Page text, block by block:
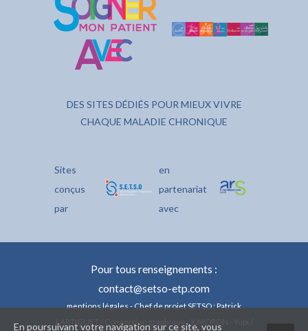
DES SITES DÉDIÉS POUR MIEUX VIVRE
CHAQUE MALADIE CHRONIQUE
Sites
conçus
par
en
partenariat
avec
Pour tous renseignements :
contact@setso-etp.com
mentions légales - Chef de projet SETSO : Patrick
En poursuivant votre navigation sur ce site, vous